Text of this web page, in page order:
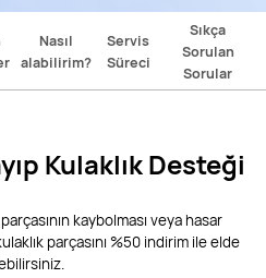
Nasıl
alabilirim?
Servis
Süreci
Sıkça
Sorulan
Sorular
Kulaklık Desteği
parçasının kaybolması veya hasar
parçasını %50 indirim ile elde